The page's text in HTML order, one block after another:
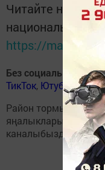
Читайте
национальном
https://max.ru/
Без социаль
ТикТок, Ютуб,
Район тормышына
яңалыкларыбызны
каналыбызда да